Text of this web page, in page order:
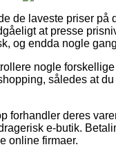
de laveste priser på
at presse
og endda nogle
nogle
således at
forhandler deres
e-butik.
online firmaer.